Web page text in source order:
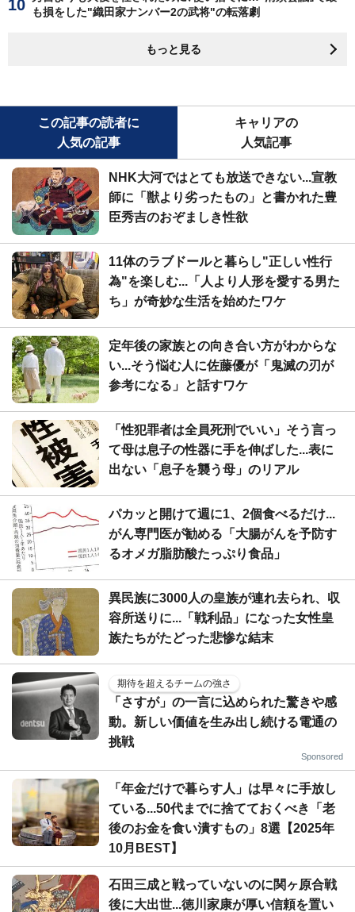
も損をした"織田家ナンバー2の武将"の転落劇
もっと見る
この記事の読者に
人気の記事
キャリアの
人気記事
NHK大河ではとても放送できない...宣教
師に「獣より劣ったもの」と書かれた豊
臣秀吉のおぞましき性欲
11体のラブドールと暮らし"正しい性行
為"を楽しむ...「人より人形を愛する男た
ち」が奇妙な生活を始めたワケ
定年後の家族との向き合い方がわからな
い...そう悩む人に佐藤優が「鬼滅の刃が
参考になる」と話すワケ
「性犯罪者は全員死刑でいい」そう言っ
て母は息子の性器に手を伸ばした...表に
出ない「息子を襲う母」のリアル
パカッと開けて週に1、2個食べるだけ...
がん専門医が勧める「大腸がんを予防す
るオメガ脂肪酸たっぷり食品」
異民族に3000人の皇族が連れ去られ、収
容所送りに...「戦利品」になった女性皇
族たちがたどった悲惨な結末
期待を超えるチームの強さ
「さすが」の一言に込められた驚きや感
動。新しい価値を生み出し続ける電通の
挑戦
Sponsored
「年金だけで暮らす人」は早々に手放し
ている...50代までに捨てておくべき「老
後のお金を食い潰すもの」8選【2025年
10月BEST】
石田三成と戦っていないのに関ヶ原合戦
後に大出世...徳川家康が厚い信頼を置い